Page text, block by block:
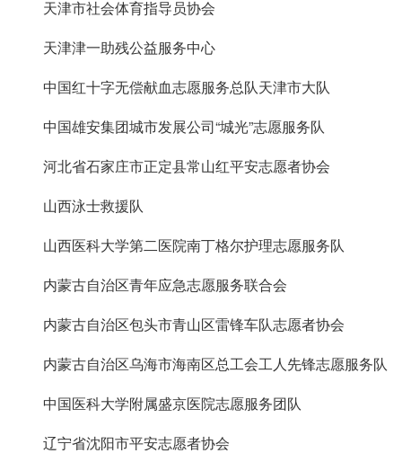
天津市社会体育指导员协会
天津津一助残公益服务中心
中国红十字无偿献血志愿服务总队天津市大队
中国雄安集团城市发展公司“城光”志愿服务队
河北省石家庄市正定县常山红平安志愿者协会
山西泳士救援队
山西医科大学第二医院南丁格尔护理志愿服务队
内蒙古自治区青年应急志愿服务联合会
内蒙古自治区包头市青山区雷锋车队志愿者协会
内蒙古自治区乌海市海南区总工会工人先锋志愿服务队
中国医科大学附属盛京医院志愿服务团队
辽宁省沈阳市平安志愿者协会